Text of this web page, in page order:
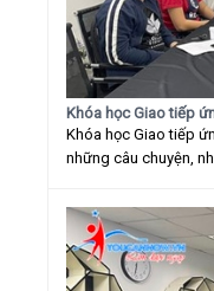
Khóa học Giao tiếp
Khóa học Giao tiếp
những câu chuyện,